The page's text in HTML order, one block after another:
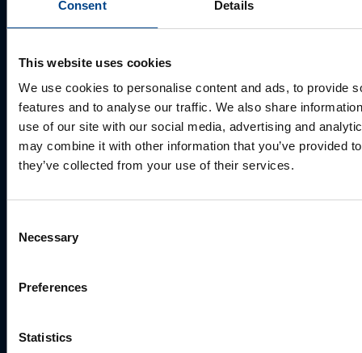
Consent Details
This website uses cookies
We use cookies to personalise content and ads, to provide
features and to analyse our traffic. We also share
use of our site with our social media, advertising and
may combine it with other information that you’ve provided
they’ve collected from your use of their services.
Selection
Necessary
Preferences
Statistics
Palun võtke meiega ühendust
Mark Milvek
mark.milvek@utugroup.com
Eesnimi*